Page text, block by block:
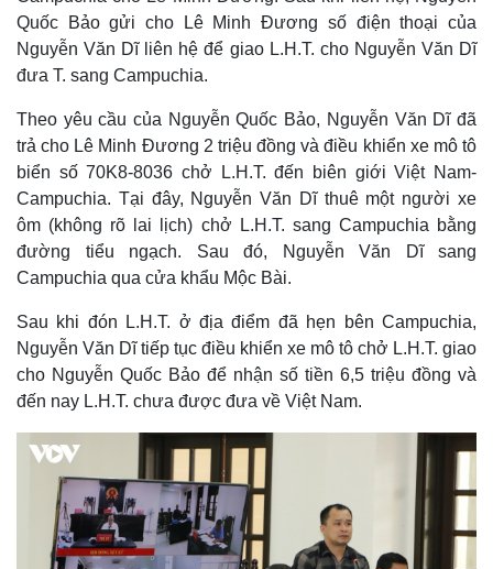
Thế giới
Quan sát
Cuộc sống đó đây
Hồ sơ
Multimedia
Video
Ảnh
E-Magazine
Infographic
Quốc Bảo gửi cho Lê Minh Đương số điện thoại của
Nguyễn Văn Dĩ liên hệ để giao L.H.T. cho Nguyễn Văn Dĩ
đưa T. sang Campuchia.
Theo yêu cầu của Nguyễn Quốc Bảo, Nguyễn Văn Dĩ đã
trả cho Lê Minh Đương 2 triệu đồng và điều khiển xe mô tô
biển số 70K8-8036 chở L.H.T. đến biên giới Việt Nam-
Campuchia. Tại đây, Nguyễn Văn Dĩ thuê một người xe
ôm (không rõ lai lịch) chở L.H.T. sang Campuchia bằng
đường tiểu ngạch. Sau đó, Nguyễn Văn Dĩ sang
Campuchia qua cửa khẩu Mộc Bài.
Sau khi đón L.H.T. ở địa điểm đã hẹn bên Campuchia,
Nguyễn Văn Dĩ tiếp tục điều khiển xe mô tô chở L.H.T. giao
cho Nguyễn Quốc Bảo để nhận số tiền 6,5 triệu đồng và
đến nay L.H.T. chưa được đưa về Việt Nam.